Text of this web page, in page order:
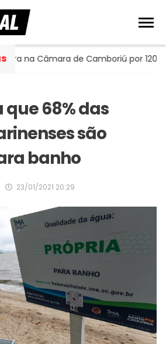
Câmara de Camboriú por 120 dias
68% das
são
banho
23/01/2021 20:29